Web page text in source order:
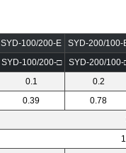
SYD-100/200-E SYD-200/100-
SYD-100/200-□ SYD-200/100-
0.1 0.2
0.39 0.78